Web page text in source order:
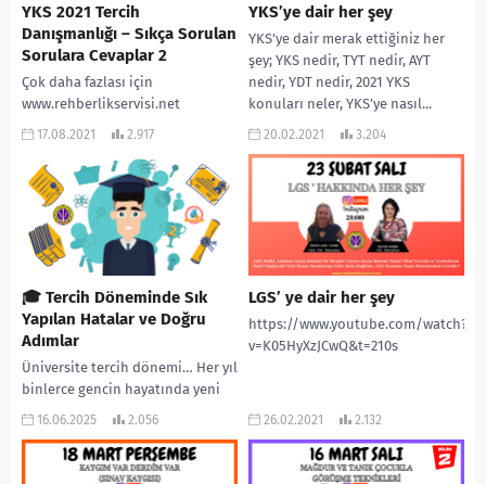
YKS 2021 Tercih
Danışmanlığı – Sıkça Sorulan
Sorulara Cevaplar 2
Çok daha fazlası için
www.rehberlikservisi.net
#rehberlikservisi #pdrakademi
#ösym #2021ykstayfa #ales
#2021tayfaçalışıyor #yks2021tayfa
#onlinerehberlik
#2022tayfadersçalışıyor
#2022tayfa...
17.08.2021 2.917
YKS’ye dair her şey
YKS’ye dair merak ettiğiniz her
şey; YKS nedir, TYT nedir, AYT
nedir, YDT nedir, 2021 YKS
konuları neler, YKS’ye nasıl...
20.02.2021 3.204
🎓 Tercih Döneminde Sık
Yapılan Hatalar ve Doğru
Adımlar
Üniversite tercih dönemi… Her yıl
binlerce gencin hayatında yeni
bir sayfa açan, umutların,
kaygıların da yoğunlaştığı...
16.06.2025 2.056
LGS’ ye dair her şey
https://www.youtube.com/watch?
v=K05HyXzJCwQ&t=210s
26.02.2021 2.132